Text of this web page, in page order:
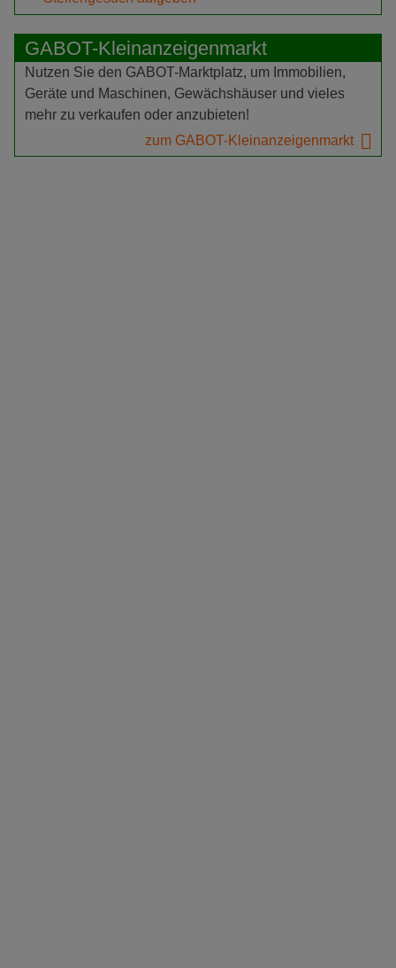
GABOT-Kleinanzeigenmarkt
Nutzen Sie den GABOT-Marktplatz, um Immobilien,
Geräte und Maschinen, Gewächshäuser und vieles
mehr zu verkaufen oder anzubieten!
zum GABOT-Kleinanzeigenmarkt